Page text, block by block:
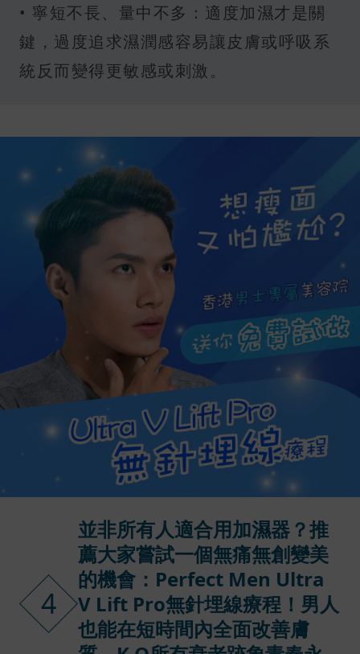
• 寧短不長、量中不多：適度加濕才是關
鍵，過度追求濕潤感容易讓皮膚或呼吸系
統反而變得更敏感或刺激。
4
並非所有人適合用加濕器？推
薦大家嘗試一個無痛無創變美
的機會：Perfect Men Ultra
V Lift Pro無針埋線療程！男人
也能在短時間內全面改善膚